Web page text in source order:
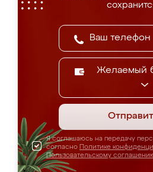
Желаемый
Я соглашаюсь на передачу
согласно Политике
Пользовательскому